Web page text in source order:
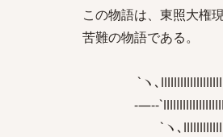
この物語は、東照大権
苦難の物語である。
`ヽ､
-―--
`ヽ､